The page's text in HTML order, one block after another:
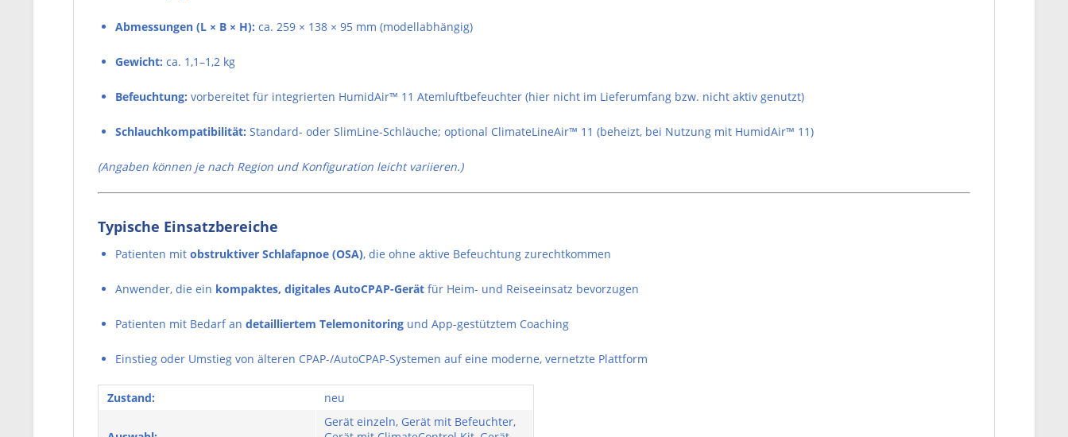
Abmessungen (L × B × H): ca. 259 × 138 × 95 mm (modellabhängig)
Gewicht: ca. 1,1–1,2 kg
Befeuchtung: vorbereitet für integrierten HumidAir™ 11 Atemluftbefeuchter (hier nicht im Lieferumfang bzw. nicht aktiv genutzt)
Schlauchkompatibilität: Standard- oder SlimLine-Schläuche; optional ClimateLineAir™ 11 (beheizt, bei Nutzung mit HumidAir™ 11)
(Angaben können je nach Region und Konfiguration leicht variieren.)
Typische Einsatzbereiche
Patienten mit obstruktiver Schlafapnoe (OSA), die ohne aktive Befeuchtung zurechtkommen
Anwender, die ein kompaktes, digitales AutoCPAP-Gerät für Heim- und Reiseeinsatz bevorzugen
Patienten mit Bedarf an detailliertem Telemonitoring und App-gestütztem Coaching
Einstieg oder Umstieg von älteren CPAP-/AutoCPAP-Systemen auf eine moderne, vernetzte Plattform
Zustand: neu
Gerät einzeln, Gerät mit Befeuchter,